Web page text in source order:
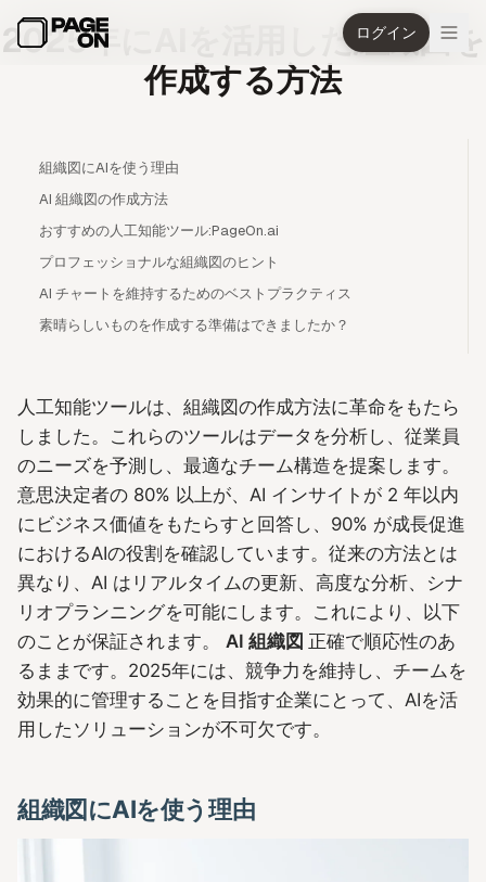
ログイン
2025年にAIを活用した組織図を
作成する方法
組織図にAIを使う理由
AI 組織図の作成方法
おすすめの人工知能ツール:PageOn.ai
プロフェッショナルな組織図のヒント
AI チャートを維持するためのベストプラクティス
素晴らしいものを作成する準備はできましたか？
人工知能ツールは、組織図の作成方法に革命をもたら
しました。これらのツールはデータを分析し、従業員
のニーズを予測し、最適なチーム構造を提案します。
意思決定者の 80% 以上が、AI インサイトが 2 年以内
にビジネス価値をもたらすと回答し、90% が成長促進
におけるAIの役割を確認しています。従来の方法とは
異なり、AI はリアルタイムの更新、高度な分析、シナ
リオプランニングを可能にします。これにより、以下
のことが保証されます。 AI 組織図 正確で順応性のあ
るままです。2025年には、競争力を維持し、チームを
効果的に管理することを目指す企業にとって、AIを活
用したソリューションが不可欠です。
組織図にAIを使う理由